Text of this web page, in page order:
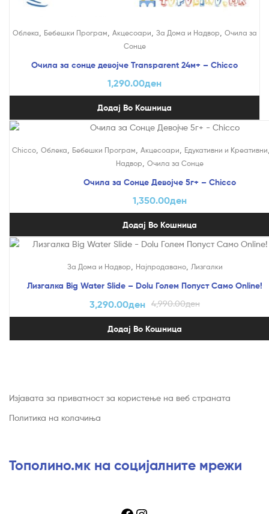
Облека Бебешки Програм Акцесоари За Дома и Надвор Очила за
Сонце
Очила за сонце девојче Transparent 24м+ – Chicco
1,290.00ден
Додај Во Кошница
Chicco, Облека Бебешки Програм Акцесоари Едукативни и Креативни
Надвор Очила за Сонце
Очила за Сонце Девојче 5г+ – Chicco
1,350.00ден
Додај Во Кошница
За Дома и Надвор, Најпродавано, Лизгалки
Лизгалка Big Water Slide – Dolu Голем Попуст Само Online!
4,990.00ден
3,290.00ден
Додај Во Кошница
Изјавата за приватност за користење на веб страната
Политика на колачиња
Тополино.мк на социјалните мрежи